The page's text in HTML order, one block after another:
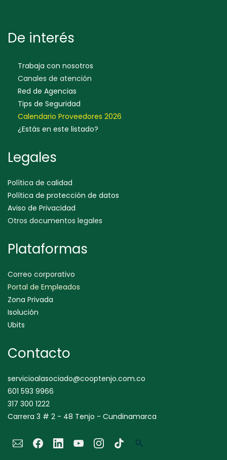
De interés
Trabaja con nosotros
Canales de atención
Red de Agencias
Tips de Seguridad
Calendario Proveedores 2026
¿Estás en este listado?
Legales
Política de calidad
Política de protección de datos
Aviso de Privacidad
Otros documentos legales
Plataformas
Correo corporativo
Portal de Empleados
Zona Privada
Isolución
Ubits
Contacto
servicioalasociado@cooptenjo.com.co
601 593 9966
317 300 1222
Carrera 3 # 2 - 48 Tenjo - Cundinamarca